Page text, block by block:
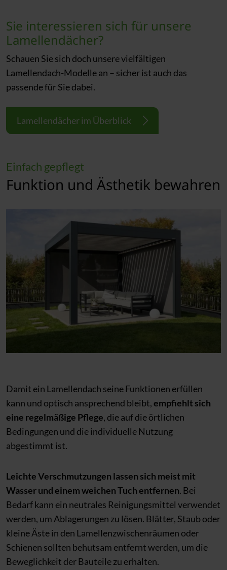
Sie interessieren sich für unsere
Lamellendächer?
Schauen Sie sich doch unsere vielfältigen
Lamellendach-Modelle an – sicher ist auch das
passende für Sie dabei.
Lamellendächer im Überblick
Einfach gepflegt
Funktion und Ästhetik bewahren
Damit ein Lamellendach seine Funktionen erfüllen
kann und optisch ansprechend bleibt,empfiehlt sich
eine regelmäßige Pflege, die auf die örtlichen
Bedingungen und die individuelle Nutzung
abgestimmt ist.
Leichte Verschmutzungen lassen sich meist mit
Wasser und einem weichen Tuch entfernen. Bei
Bedarf kann ein neutrales Reinigungsmittel verwendet
werden, um Ablagerungen zu lösen. Blätter, Staub oder
kleine Äste in den Lamellenzwischenräumen oder
Schienen sollten behutsam entfernt werden, um die
Beweglichkeit der Bauteile zu erhalten.